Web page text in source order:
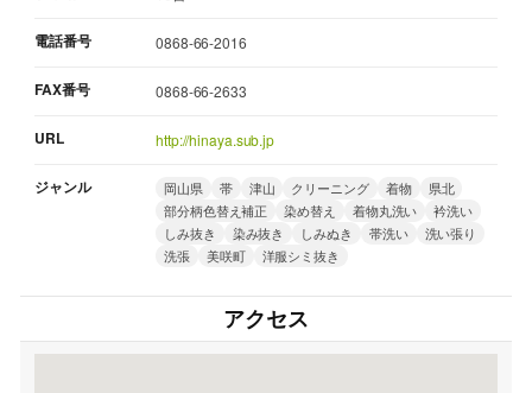
電話番号 0868-66-2016
FAX番号 0868-66-2633
URL http://hinaya.sub.jp
ジャンル 岡山県 帯 津山 クリーニング 着物
県北
部分柄色替え補正
染め替え 着物丸洗い
衿洗い
しみ抜き
染み抜き しみぬき 帯洗い
洗い張り
洗張
美咲町 洋服シミ抜き
アクセス